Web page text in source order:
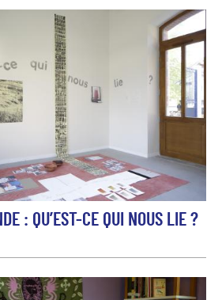
: QU’EST-CE QUI NOUS LIE ?